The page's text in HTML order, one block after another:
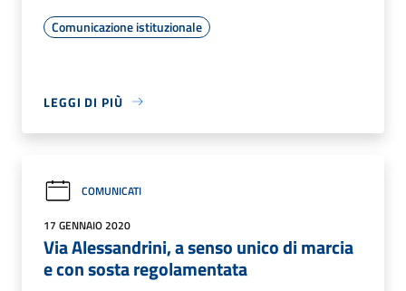
Comunicazione istituzionale
LEGGI DI PIÙ
COMUNICATI
17 GENNAIO 2020
Via Alessandrini, a senso unico di marcia
e con sosta regolamentata